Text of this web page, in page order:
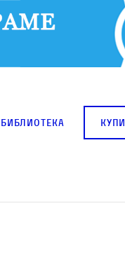
Библиотека